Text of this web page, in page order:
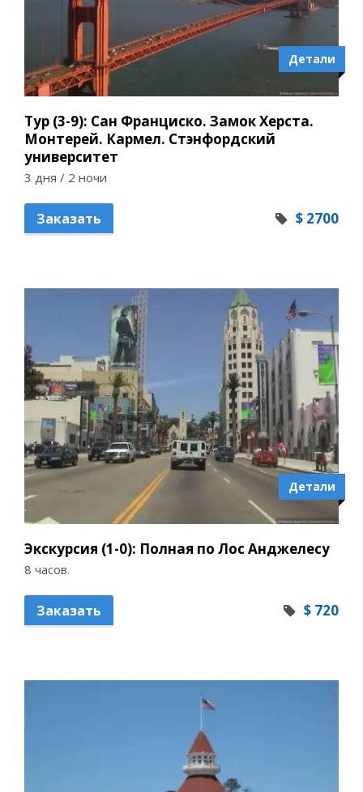
Детали
Тур (3-9): Сан Франциско. Замок Херста.
Монтерей. Кармел. Стэнфордский
университет
3 дня / 2 ночи
Заказать $ 2700
Детали
Экскурсия (1-0): Полная по Лос Анджелесу
8 часов.
Заказать $ 720